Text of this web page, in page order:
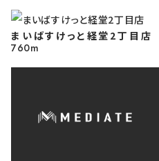
スーパー
まいばすけっと経堂2丁目店
760m
を感じやすく桜上水駅から新宿まで
に寄りすぎない心地よい暮らしを
※2026年6月1日撮影
えやすい環境です♪ ※2026年6月1